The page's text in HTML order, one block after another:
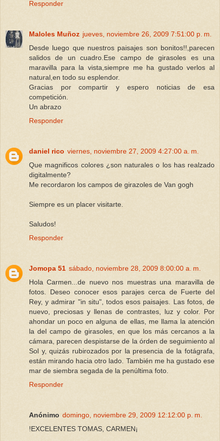
Responder
Maloles Muñoz jueves, noviembre 26, 2009 7:51:00 p. m.
Desde luego que nuestros paisajes son bonitos!!,parecen
salidos de un cuadro.Ese campo de girasoles es una
maravilla para la vista,siempre me ha gustado verlos al
natural,en todo su esplendor.
Gracias por compartir y espero noticias de esa
competición.
Un abrazo
Responder
daniel rico viernes, noviembre 27, 2009 4:27:00 a. m.
Que magnificos colores ¿son naturales o los has realzado
digitalmente?
Me recordaron los campos de girazoles de Van gogh
Siempre es un placer visitarte.
Saludos!
Responder
Jomopa 51 sábado, noviembre 28, 2009 8:00:00 a. m.
Hola Carmen...de nuevo nos muestras una maravilla de
fotos. Deseo conocer esos parajes cerca de Fuerte del
Rey, y admirar "in situ", todos esos paisajes. Las fotos, de
nuevo, preciosas y llenas de contrastes, luz y color. Por
ahondar un poco en alguna de ellas, me llama la atención
la del campo de girasoles, en que los más cercanos a la
cámara, parecen despistarse de la órden de seguimiento al
Sol y, quizás rubirozados por la presencia de la fotágrafa,
están mirando hacia otro lado. También me ha gustado ese
mar de siembra segada de la penúltima foto.
Responder
Anónimo domingo, noviembre 29, 2009 12:12:00 p. m.
!EXCELENTES TOMAS, CARMEN¡